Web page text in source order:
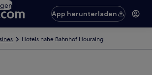
App herunterladen
Hotels nahe Bahnhof Houraing